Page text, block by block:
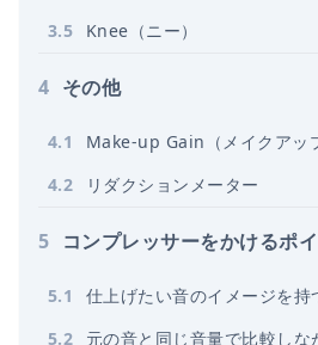
3.5 Knee（ニー）
4 その他
4.1
Make-up Gain（メイクアッ
4.2 リダクションメーター
5 コンプレッサーをかけるポ
5.1
仕上げたい音のイメージを持
5.2
元の音と同じ音量で比較しな